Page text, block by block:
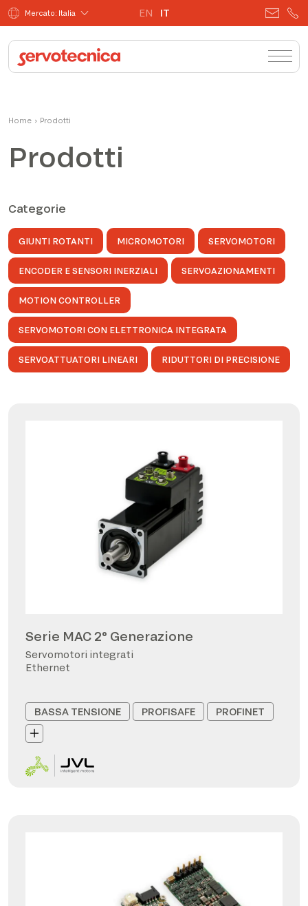
Mercato: Italia EN IT
Home › Prodotti
Prodotti
Categorie
GIUNTI ROTANTI MICROMOTORI SERVOMOTORI
ENCODER E SENSORI INERZIALI SERVOAZIONAMENTI
MOTION CONTROLLER
SERVOMOTORI CON ELETTRONICA INTEGRATA
SERVOATTUATORI LINEARI RIDUTTORI DI PRECISIONE
Serie MAC 2° Generazione
Servomotori integrati
Ethernet
BASSA TENSIONE PROFISAFE PROFINET